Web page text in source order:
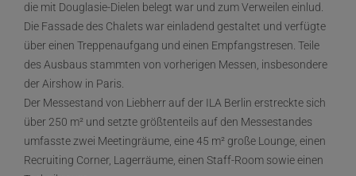
die mit Douglasie-Dielen belegt war und zum Verweilen einlud.
Die Fassade des Chalets war einladend gestaltet und verfügte
über einen Treppenaufgang und einen Empfangstresen. Teile
des Ausbaus stammten von vorherigen Messen, insbesondere
der Airshow in Paris.
Der Messestand von Liebherr auf der ILA Berlin erstreckte sich
über 250 m² und setzte größtenteils auf den Messestandes
umfasste zwei Meetingräume, eine 45 m² große Lounge, einen
Recruiting Corner, Lagerräume, einen Staff-Room sowie einen